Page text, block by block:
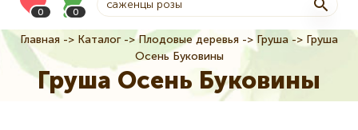
0 0
Строка
навигации
Главная Каталог Плодовые деревья Груша
Груша
Осень Буковины
Груша Осень Буковины